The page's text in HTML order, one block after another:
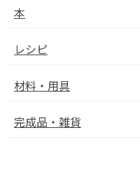
本
レシピ
材料・用具
完成品・雑貨